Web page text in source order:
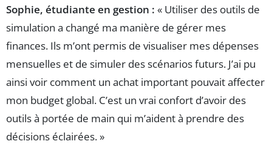
Sophie, étudiante en gestion : « Utiliser des outils de
simulation a changé ma manière de gérer mes
finances. Ils m’ont permis de visualiser mes dépenses
mensuelles et de simuler des scénarios futurs. J’ai pu
ainsi voir comment un achat important pouvait affecter
mon budget global. C’est un vrai confort d’avoir des
outils à portée de main qui m’aident à prendre des
décisions éclairées. »